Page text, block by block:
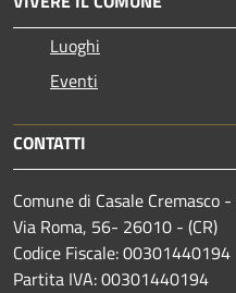
Luoghi
Eventi
CONTATTI
Comune di Casale Cremasco
Via Roma, 56- 26010 - (CR)
Codice Fiscale: 00301440194
Partita IVA: 00301440194